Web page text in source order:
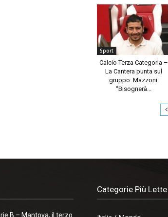
Sport
Calcio Terza Categoria –
La Cantera punta sul
gruppo. Mazzoni:
“Bisognerà...
B – Mantova, il terzo
Categorie Più Lette